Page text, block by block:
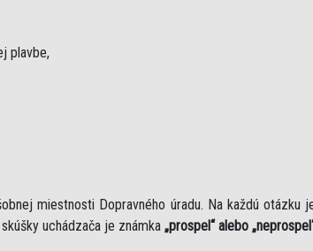
plavbe,
miestnosti Dopravného úradu. Na každú otázku
uchádzača je známka „prospel“ alebo